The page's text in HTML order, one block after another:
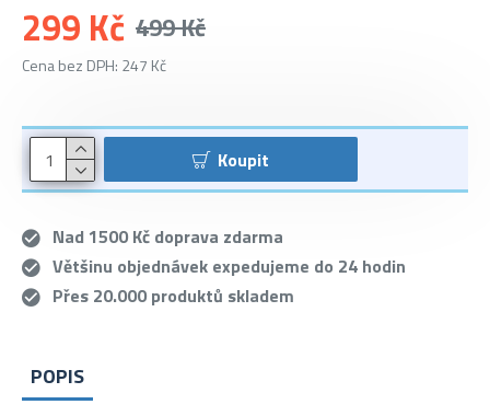
299 Kč 499 Kč
Cena bez DPH: 247 Kč
Koupit
Nad 1500 Kč doprava zdarma
Většinu objednávek expedujeme do 24 hodin
Přes 20.000 produktů skladem
POPIS